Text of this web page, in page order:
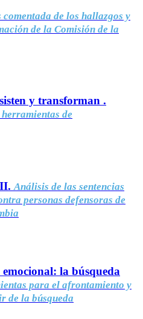
comentada de los hallazgos y
de la Comisión de la
y transforman .
de
Análisis de las sentencias
personas defensoras de
la búsqueda
para el afrontamiento y
de la búsqueda